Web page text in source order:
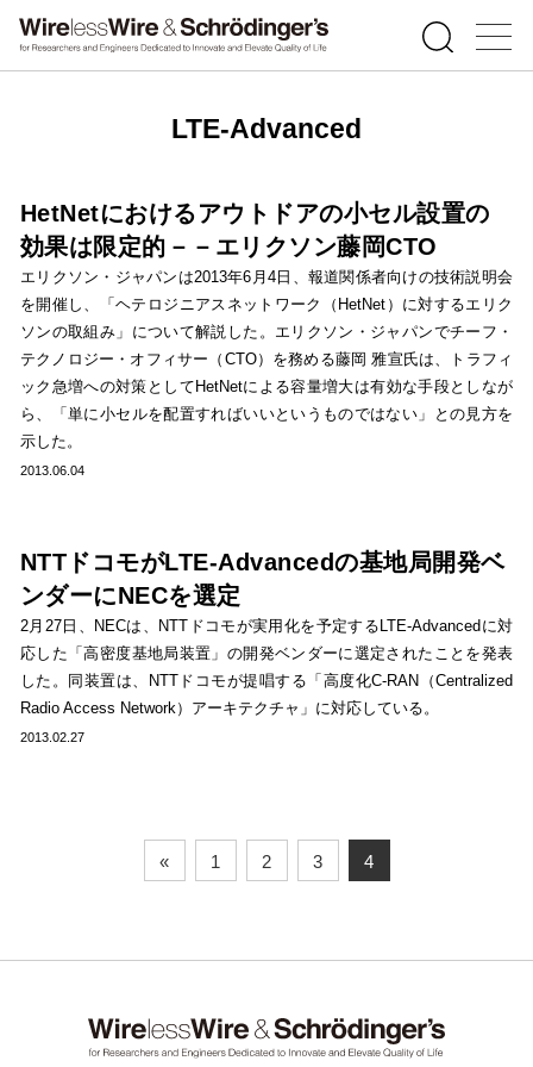
LTE-Advanced
HetNetにおけるアウトドアの小セル設置の
効果は限定的－－エリクソン藤岡CTO
エリクソン・ジャパンは2013年6月4日、報道関係者向けの技術説明会
を開催し、「ヘテロジニアスネットワーク（HetNet）に対するエリク
ソンの取組み」について解説した。エリクソン・ジャパンでチーフ・
テクノロジー・オフィサー（CTO）を務める藤岡 雅宣氏は、トラフィ
ック急増への対策としてHetNetによる容量増大は有効な手段としなが
ら、「単に小セルを配置すればいいというものではない」との見方を
示した。
2013.06.04
NTTドコモがLTE-Advancedの基地局開発ベ
ンダーにNECを選定
2月27日、NECは、NTTドコモが実用化を予定するLTE-Advancedに対
応した「高密度基地局装置」の開発ベンダーに選定されたことを発表
した。同装置は、NTTドコモが提唱する「高度化C-RAN（Centralized
Radio Access Network）アーキテクチャ」に対応している。
2013.02.27
« 1 2 3 4